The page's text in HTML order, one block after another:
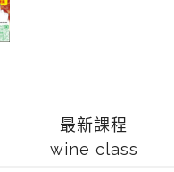
最新課程
wine class